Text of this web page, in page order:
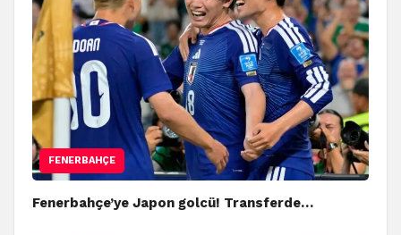
FENERBAHÇE
Fenerbahçe’ye Japon golcü! Transferde…